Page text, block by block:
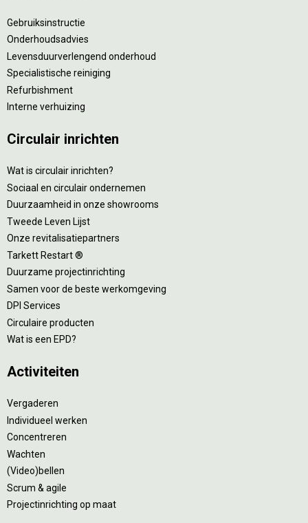
Gebruiksinstructie
Onderhoudsadvies
Levensduurverlengend onderhoud
Specialistische reiniging
Refurbishment
Interne verhuizing
Circulair inrichten
Wat is circulair inrichten?
Sociaal en circulair ondernemen
Duurzaamheid in onze showrooms
Tweede Leven Lijst
Onze revitalisatiepartners
Tarkett Restart ®
Duurzame projectinrichting
Samen voor de beste werkomgeving
DPI Services
Circulaire producten
Wat is een EPD?
Activiteiten
Vergaderen
Individueel werken
Concentreren
Wachten
(Video)bellen
Scrum & agile
Projectinrichting op maat